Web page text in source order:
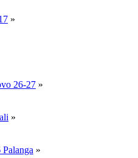
»
26-27 »
»
»